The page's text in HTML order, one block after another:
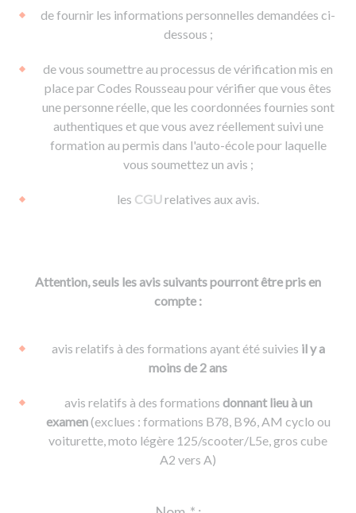
de fournir les informations personnelles demandées ci-
dessous ;
de vous soumettre au processus de vérification mis en
place par Codes Rousseau pour vérifier que vous êtes
une personne réelle, que les coordonnées fournies sont
authentiques et que vous avez réellement suivi une
formation au permis dans l'auto-école pour laquelle
vous soumettez un avis ;
les CGUrelatives aux avis.
Attention, seuls les avis suivants pourront être pris en
compte :
avis relatifs à des formations ayant été suivies il y a
moins de 2 ans
avis relatifs à des formations donnant lieu à un
examen(exclues : formations B78, B96, AM cyclo ou
voiturette, moto légère 125/scooter/L5e, gros cube
A2 vers A)